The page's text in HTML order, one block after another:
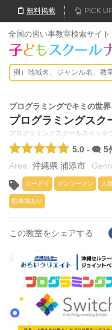
無料掲載 PICK
全国の習い事教室検索サイト
プログラミングでキミの世
プログラミングス
プログラミングスクールスイッチ
5.0 -
5
沖縄県 浦添市
カード可 マンツーマン 人
駐車場あり
この教室をシェアする